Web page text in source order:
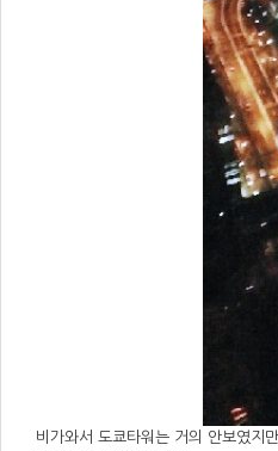
비가와서 도쿄타워는 거의 안보였지